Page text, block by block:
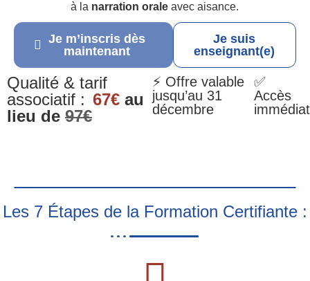
à la narration orale avec aisance.
Je m’inscris dès
maintenant
Je suis
enseignant(e)
Qualité & tarif
associatif : 67€ au
lieu de 97€
⚡ Offre valable
jusqu’au 31
décembre
✅
Accès
immédiat
Les 7 Étapes de la Formation Certifiante :